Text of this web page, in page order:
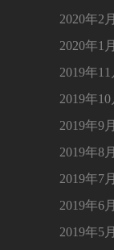
2020年2月
2020年1月
2019年11
2019年10
2019年9月
2019年8月
2019年7月
2019年6月
2019年5月